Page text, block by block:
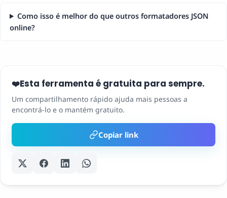
Como isso é melhor do que outros formatadores JSON
online?
❤️Esta ferramenta é gratuita para sempre.
Um compartilhamento rápido ajuda mais pessoas a
encontrá-lo e o mantém gratuito.
Copiar link